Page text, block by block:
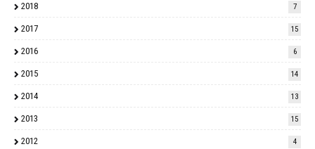
2018 7
2017 15
2016 6
2015 14
2014 13
2013 15
2012 4